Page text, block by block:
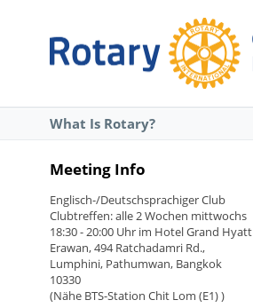
What Is Rotary?
Meeting Info
Englisch-/Deutschsprachiger Club
Clubtreffen: alle 2 Wochen mittwochs
18:30 - 20:00 Uhr im Hotel Grand Hyatt
Erawan, 494 Ratchadamri Rd.,
Lumphini, Pathumwan, Bangkok
10330
(Nähe BTS-Station Chit Lom (E1) )